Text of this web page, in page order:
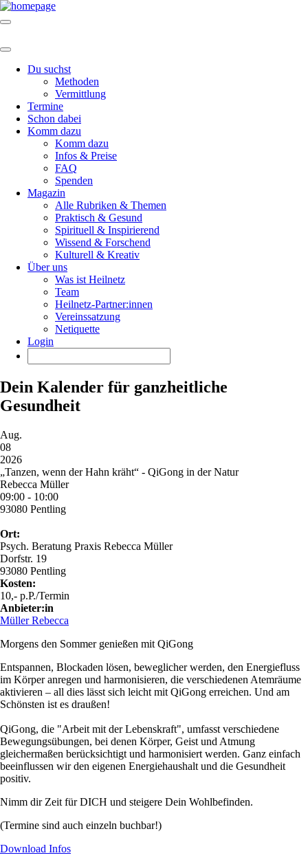
Du suchst
Methoden
Vermittlung
Termine
Schon dabei
Komm dazu
Komm dazu
Infos & Preise
FAQ
Spenden
Magazin
Alle Rubriken & Themen
Praktisch & Gesund
Spirituell & Inspirierend
Wissend & Forschend
Kulturell & Kreativ
Über uns
Was ist Heilnetz
Team
Heilnetz-Partner:innen
Vereinssatzung
Netiquette
Login
Dein Kalender für ganzheitliche
Gesundheit
Aug.
08
2026
„Tanzen, wenn der Hahn kräht“ - QiGong in der Natur
Rebecca Müller
09:00 - 10:00
93080 Pentling
Ort:
Psych. Beratung Praxis Rebecca Müller
Dorfstr. 19
93080 Pentling
Kosten:
10,- p.P./Termin
Anbieter:in
Müller Rebecca
Morgens den Sommer genießen mit QiGong
Entspannen, Blockaden lösen, beweglicher werden, den Energiefluss
im Körper anregen und harmonisieren, die verschiedenen Atemräume
aktivieren – all dies lässt sich leicht mit QiGong erreichen. Und am
Schönsten ist es draußen!
QiGong, die "Arbeit mit der Lebenskraft", umfasst verschiedene
Bewegungsübungen, bei denen Körper, Geist und Atmung
gleichermaßen berücksichtigt und harmonisiert werden. Ganz einfach
beeinflussen wir den eigenen Energiehaushalt und die Gesundheit
positiv.
Nimm dir Zeit für DICH und steigere Dein Wohlbefinden.
(Termine sind auch einzeln buchbar!)
Download Infos